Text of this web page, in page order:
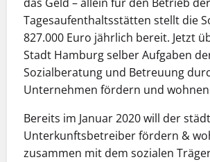
Tagesaufenthaltsstätten stellt die
827.000 Euro jährlich bereit. Jetzt
Stadt Hamburg selber Aufgaben
Sozialberatung und Betreuung
Unternehmen fördern und wohnen
Bereits im Januar 2020 will der
Unterkunftsbetreiber fördern &
zusammen mit dem sozialen